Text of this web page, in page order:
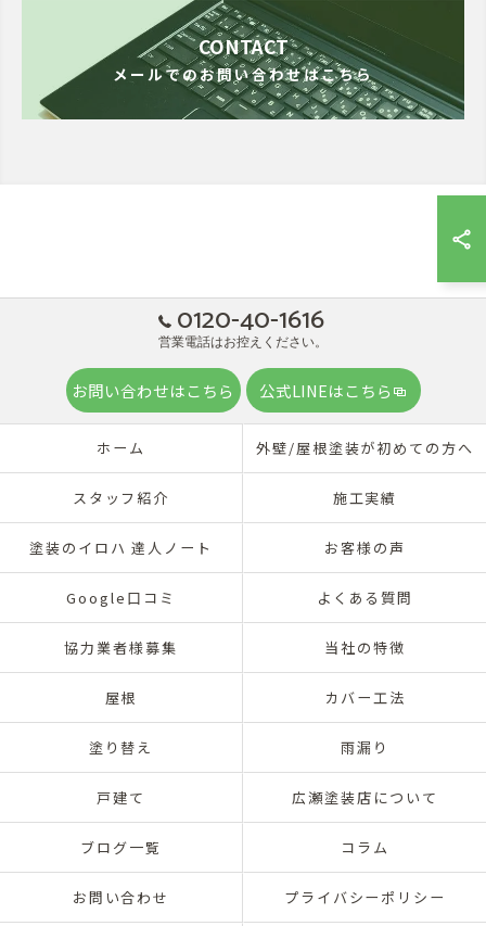
CONTACT
メールでのお問い合わせはこちら
0120-40-1616
営業電話はお控えください。
お問い合わせはこちら 公式LINEはこちら
ホーム 外壁/屋根塗装が初めての方へ
スタッフ紹介 施工実績
塗装のイロハ 達人ノート お客様の声
Google口コミ よくある質問
協力業者様募集 当社の特徴
屋根 カバー工法
塗り替え 雨漏り
戸建て 広瀬塗装店について
ブログ一覧 コラム
お問い合わせ プライバシーポリシー